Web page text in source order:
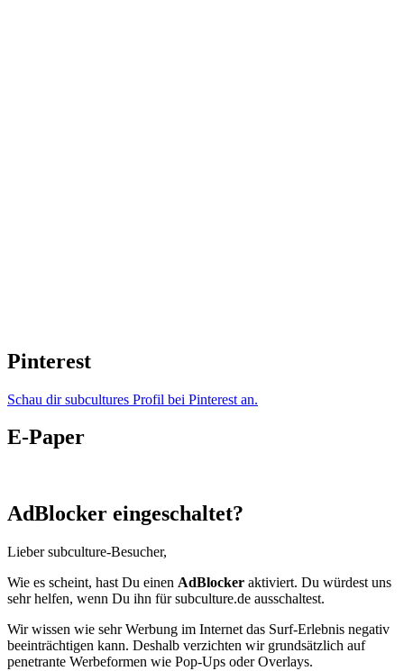
Pinterest
Schau dir subcultures Profil bei Pinterest an.
E-Paper
AdBlocker eingeschaltet?
Lieber subculture-Besucher,
Wie es scheint, hast Du einen AdBlocker aktiviert. Du würdest uns
sehr helfen, wenn Du ihn für subculture.de ausschaltest.
Wir wissen wie sehr Werbung im Internet das Surf-Erlebnis negativ
beeinträchtigen kann. Deshalb verzichten wir grundsätzlich auf
penetrante Werbeformen wie Pop-Ups oder Overlays.